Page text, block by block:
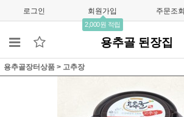
로그인 회원가입
2,000원 적립
주문조회
용추골 된장집
용추골장터상품 > 고추장